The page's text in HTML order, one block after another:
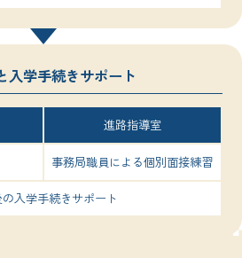
学手続きサポート
進路指導室
事務局職員による個別面接練習
入学手続きサポート